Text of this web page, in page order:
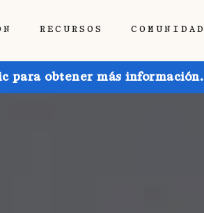
RECURSOS COMUNIDAD
para obtener más información.